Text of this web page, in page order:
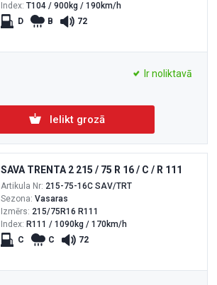
Index: T104 / 900kg / 190km/h
D
B 72
Ir noliktavā
Ielikt grozā
SAVA TRENTA 2 215 / 75 R 16 / C / R 111
Artikula Nr: 215-75-16C SAV/TRT
Sezona: Vasaras
Izmērs: 215/75R16 R111
Index: R111 / 1090kg / 170km/h
C
C 72